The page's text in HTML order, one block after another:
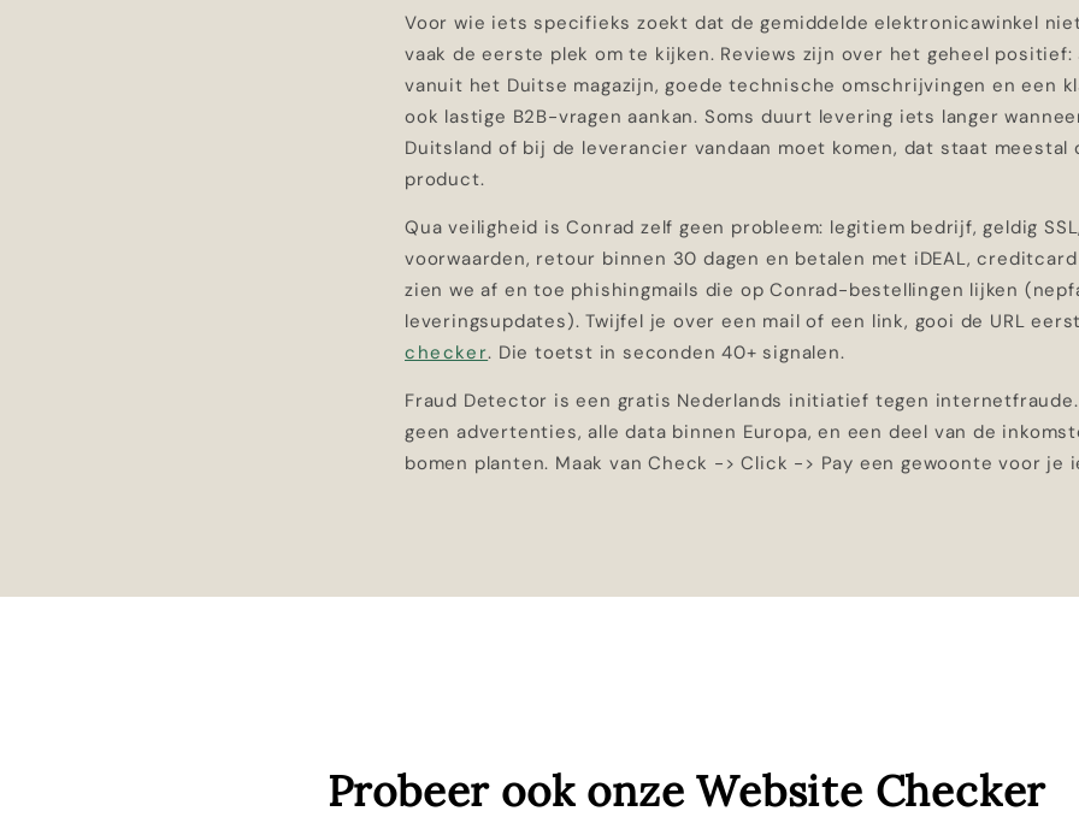
Voor wie iets specifieks zoekt dat de gemiddelde elektronicawinkel
vaak de eerste plek om te kijken. Reviews zijn over het geheel
vanuit het Duitse magazijn, goede technische omschrijvingen en een
ook lastige B2B-vragen aankan. Soms duurt levering iets langer
Duitsland of bij de leverancier vandaan moet komen, dat staat
product.
Qua veiligheid is Conrad zelf geen probleem: legitiem bedrijf, geldig
voorwaarden, retour binnen 30 dagen en betalen met iDEAL,
zien we af en toe phishingmails die op Conrad-bestellingen lijken
leveringsupdates). Twijfel je over een mail of een link, gooi de URL
checker. Die toetst in seconden 40+ signalen.
Fraud Detector is een gratis Nederlands initiatief tegen
geen advertenties, alle data binnen Europa, en een deel van de
bomen planten. Maak van Check -> Click -> Pay een gewoonte voor je
Probeer ook onze Website Checker